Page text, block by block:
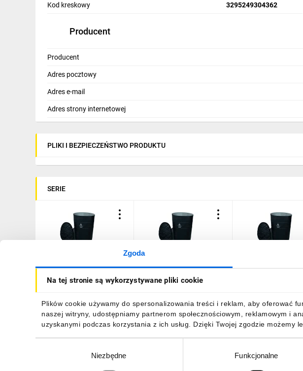
Zgoda
Na tej stronie są wykorzystywane pliki cookie
Plików cookie używamy do spersonalizowania treści i reklam, aby oferować
naszej witryny, udostępniamy partnerom społecznościowym, reklamowym i
uzyskanymi podczas korzystania z ich usług. Dzięki Twojej zgodzie
Niezbędne Funkcjonalne
Smart home
Elektromobilność
Wentylacja i rekuperacja
Kod kreskowy 3295249304362
Producent
Producent
Adres pocztowy
Adres e-mail
Adres strony internetowej
PLIKI I BEZPIECZEŃSTWO PRODUKTU
SERIE
Obuwie bezpieczne,
wysokie z PVC, kolor
COPPES5NO39
76,81 złbrutto
Obuwie bezpieczne,
wysokie z PVC, kolor
COPPES5NO42
76,81 zł brutto
COPPES5NO47
76,81 zł brutto